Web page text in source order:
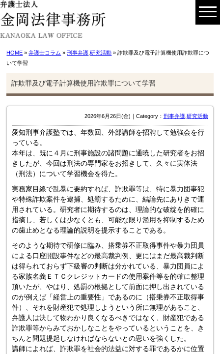
HOME »弁護士コラム »刑事弁護 ,研究活動 » 詐欺罪及び電子計算機使用詐欺罪につ
いて学習
詐欺罪及び電子計算機使用詐欺罪について学習
2026年6月26日(金)｜Category： 刑事弁護, 研究活動
愛知刑事弁護塾では、年数回、外部講師を招聘して勉強会を行
っている。
本年は、既に４月に刑事施設の諸問題に通暁した研究者をお招
きしたが、今回は刑法の専門家をお招きして、久々に実体法
（刑法）について学習機会を得た。
実務家目線で乱暴に要約すれば、詐欺罪等は、特に暴力団事犯
や特殊詐欺案件を逮捕、処罰するために、結論先にありきで運
用されている。研究者に期待するのは、理論的な破綻を的確に
指摘し、若しくは少なくとも、可能な限り濫用を抑制するため
の歯止めとなる理論的説明を提示することである。
そのような期待で研修に臨み、搭乗券不正取得事件や暴力団員
による口座開設事件などの最高裁判例、更にはまだ最高裁判断
は得られておらず下級審の判断は分かれている、暴力団員によ
る家族名義ＥＴＣクレジットカードの使用案件等を的確に整理
頂いたが、やはり、処罰の根拠として前面に押し出されている
のが例えば「経営上の重要性」であるのに（搭乗券不正取得事
件）、それを財産犯で処理しようという所に無理があること、
弁護人は決して物わかり良くなるべきではなく、財産犯である
詐欺罪等からみておかしなことをやっているということを、き
ちんと問題提起しなければならないとの思いを強くした。
講師によれば、詐欺罪を社会的法益に対する罪であるかに位置